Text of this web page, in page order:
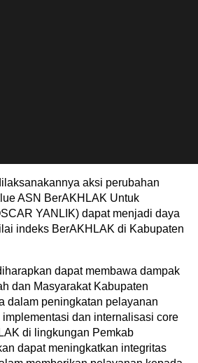
aksi perubahan
ASN BerAKHLAK Untuk
YANLIK) dapat menjadi daya
indeks BerAKHLAK di Kabupaten
dapat membawa dampak
dan Masyarakat Kabupaten
dalam peningkatan pelayanan
dan internalisasi core
di lingkungan Pemkab
dapat meningkatkan integritas